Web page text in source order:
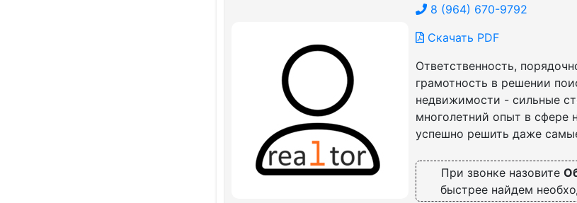
8 (964) 670-9792
Скачать PDF
Ответственность,
грамотность в решении
недвижимости - сильные
многолетний опыт в сфере
успешно решить даже
При звонке назовите
быстрее найдем